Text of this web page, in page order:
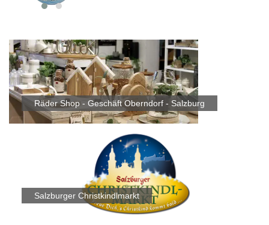
Räder Shop - Geschäft Oberndorf - Salzburg
Salzburger Christkindlmarkt